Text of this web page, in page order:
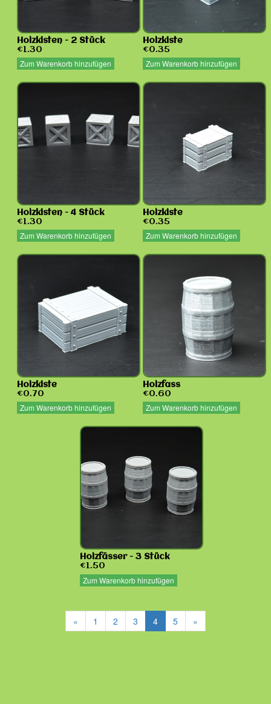
Holzkisten - 2 Stück
€1.30
Zum Warenkorb hinzufügen
Holzkiste
€0.35
Zum Warenkorb hinzufügen
Holzkisten - 4 Stück
€1.30
Zum Warenkorb hinzufügen
Holzkiste
€0.35
Zum Warenkorb hinzufügen
Holzkiste
€0.70
Zum Warenkorb hinzufügen
Holzfass
€0.60
Zum Warenkorb hinzufügen
Holzfässer - 3 Stück
€1.50
Zum Warenkorb hinzufügen
« 1 2 3 4 5 »